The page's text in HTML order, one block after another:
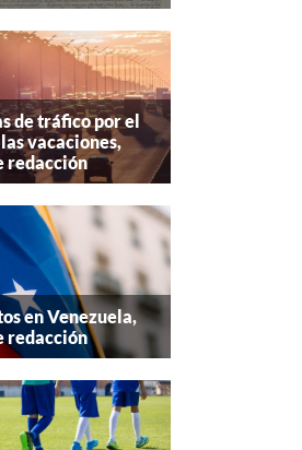
de tráfico por el
vacaciones,
redacción
en Venezuela,
redacción